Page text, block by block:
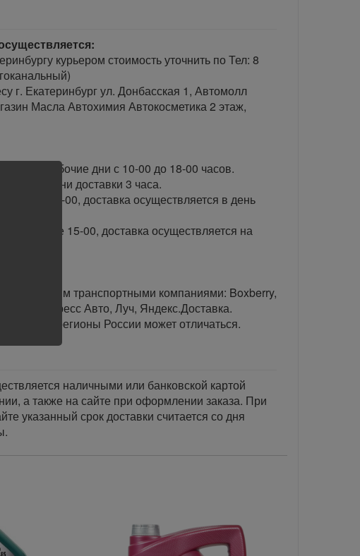
курьером стоимость уточнить по Тел: 8
г. Екатеринбург ул. Донбасская 1, Автомолл
Масла Автохимия Автокосметика 2 этаж,
в рабочие дни с 10-00 до 18-00 часов.
времени доставки 3 часа.
до 15-00, доставка осуществляется в день
после 15-00, доставка осуществляется на
доставим транспортными компаниями: Boxberry,
Экспресс Авто, Луч, Яндекс.Доставка.
в разные регионы России может отличаться.
наличными или банковской картой
а также на сайте при оформлении заказа. При
указанный срок доставки считается со дня